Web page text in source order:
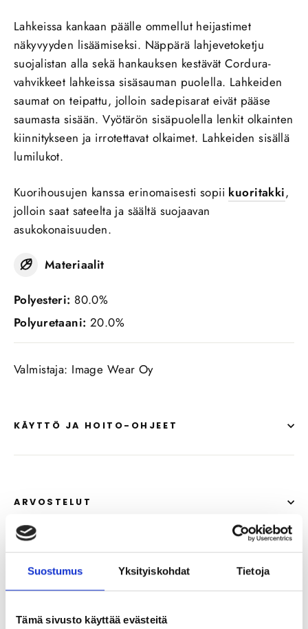
Suostumus Yksityiskohdat Tietoja
Tämä sivusto käyttää evästeitä
Lahkeissa kankaan päälle ommellut heijastimet
näkyvyyden lisäämiseksi. Näppärä lahjevetoketju
suojalistan alla sekä hankauksen kestävät Cordura-
vahvikkeet lahkeissa sisäsauman puolella. Lahkeiden
saumat on teipattu, jolloin sadepisarat eivät pääse
saumasta sisään. Vyötärön sisäpuolella lenkit olkainten
kiinnitykseen ja irrotettavat olkaimet. Lahkeiden sisällä
lumilukot.
Kuorihousujen kanssa erinomaisesti sopii kuoritakki,
jolloin saat sateelta ja säältä suojaavan
asukokonaisuuden.
Materiaalit
Polyesteri: 80.0%
Polyuretaani: 20.0%
Valmistaja: Image Wear Oy
KÄYTTÖ JA HOITO-OHJEET
ARVOSTELUT